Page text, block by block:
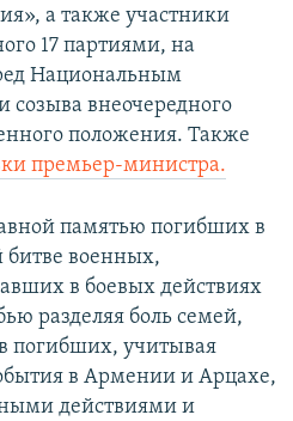
а также участники
17 партиями, на
Национальным
созыва внеочередного
положения. Также
премьер-министра.
памятью погибших в
битве военных,
в боевых действиях
разделяя боль семей,
погибших, учитывая
в Армении и Арцахе,
действиями и